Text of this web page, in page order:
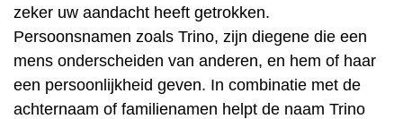
zeker uw aandacht heeft getrokken.
Persoonsnamen zoals Trino, zijn diegene die een
mens onderscheiden van anderen, en hem of haar
een persoonlijkheid geven. In combinatie met de
achternaam of familienamen helpt de naam Trino